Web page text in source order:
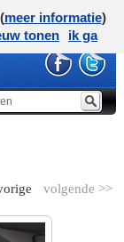
volgende >>
meer informatie)
tonen
ik ga